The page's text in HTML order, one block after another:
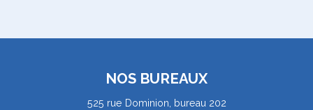
NOS BUREAUX
525 rue Dominion, bureau 202